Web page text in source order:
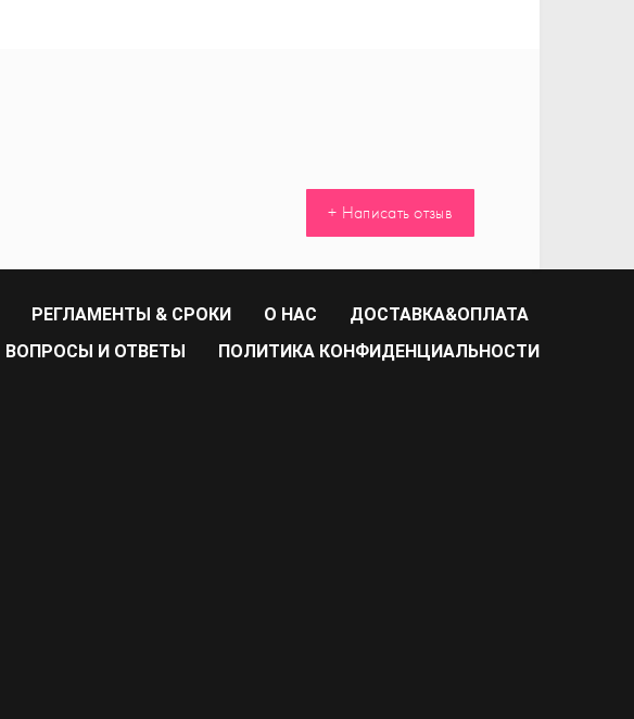
+ Написать отзыв
РЕГЛАМЕНТЫ & СРОКИ О НАС
ДОСТАВКА&ОПЛАТА
ВОПРОСЫ И ОТВЕТЫ ПОЛИТИКА КОНФИДЕНЦИАЛЬНОСТИ